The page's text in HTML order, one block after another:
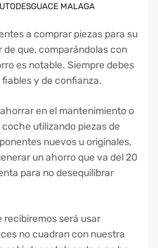
MALAGA
a comprar piezas para su
que, comparándolas con
es notable. Siempre debes
y de confianza.
en el mantenimiento o
utilizando piezas de
nuevos u originales,
un ahorro que va del 20
para no desequilibrar
recibiremos será usar
no cuadran con nuestra